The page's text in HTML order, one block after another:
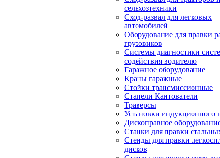
сельхозтехники
Сход-развал для легковых
автомобилей
Оборудование для правки
грузовиков
Системы диагностики
содействия водителю
Гаражное оборудование
Краны гаражные
Стойки трансмиссионные
Стапели Кантователи
Траверсы
Установки индукционного
Дископравное
Станки для правки
Стенды для правки
дисков